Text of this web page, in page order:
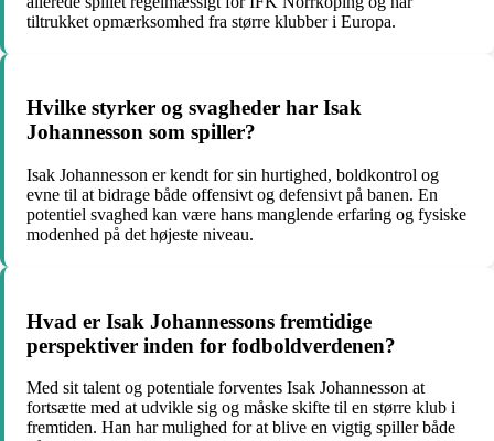
tiltrukket opmærksomhed fra større klubber i Europa.
Hvilke styrker og svagheder har Isak
Johannesson som spiller?
Isak Johannesson er kendt for sin hurtighed, boldkontrol og
evne til at bidrage både offensivt og defensivt på banen. En
potentiel svaghed kan være hans manglende erfaring og fysiske
modenhed på det højeste niveau.
Hvad er Isak Johannessons fremtidige
perspektiver inden for fodboldverdenen?
Med sit talent og potentiale forventes Isak Johannesson at
fortsætte med at udvikle sig og måske skifte til en større klub i
fremtiden. Han har mulighed for at blive en vigtig spiller både